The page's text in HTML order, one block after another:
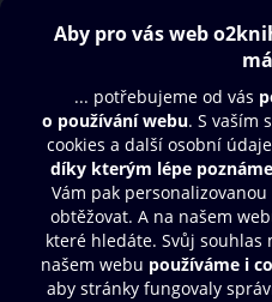
Obsah ke stažení
Moje O2 Knihovna
Další zábava
© O2 Czech Republic a.s.